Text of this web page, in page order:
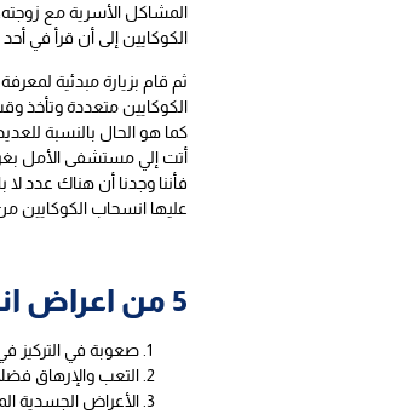
المشاكل الأسرية مع
الكوكايين إلى أن قرأ في
ثم قام بزيارة مبدئية
الكوكايين متعددة وتأخذ
كما هو الحال بالنسبة
أتت إلي مستشفى الأمل
فأننا وجدنا أن هناك عدد
عليها انسحاب الكوكايين
5 من اعراض انسحاب الكوكايين:
صعوبة في التركيز
التعب والإرهاق
الأعراض الجسدية